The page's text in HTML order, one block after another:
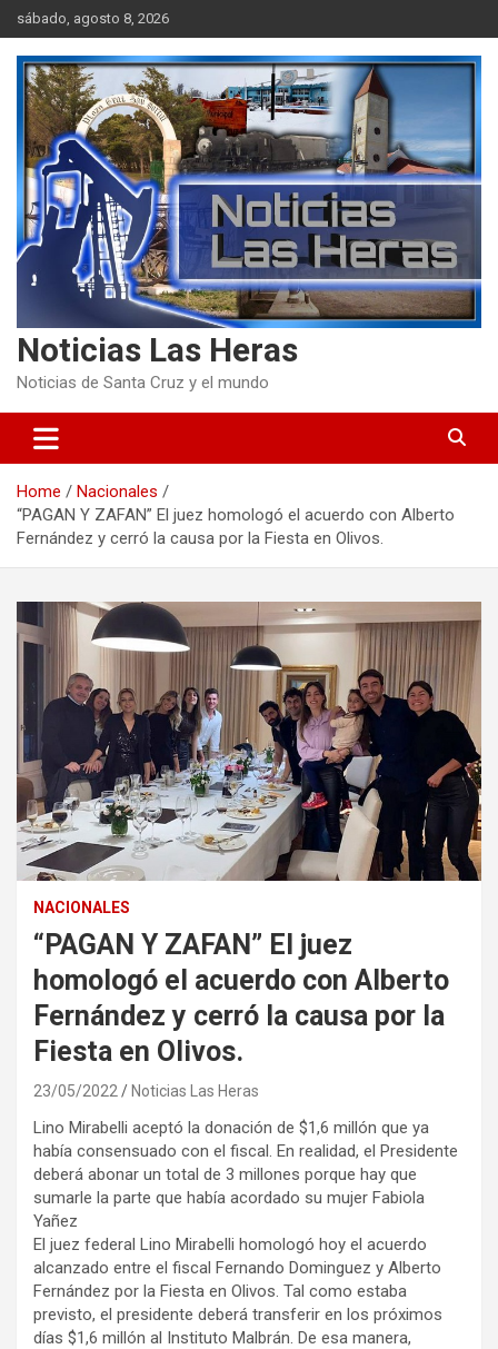
Skip
to
content
sábado, agosto 8, 2026
Noticias Las Heras
Noticias de Santa Cruz y el mundo
Home
Nacionales
“PAGAN Y ZAFAN” El juez homologó el acuerdo con Alberto
Fernández y cerró la causa por la Fiesta en Olivos.
NACIONALES
“PAGAN Y ZAFAN” El juez
homologó el acuerdo con Alberto
Fernández y cerró la causa por la
Fiesta en Olivos.
23/05/2022 Noticias Las Heras
Lino Mirabelli aceptó la donación de $1,6 millón que ya
había consensuado con el fiscal. En realidad, el Presidente
deberá abonar un total de 3 millones porque hay que
sumarle la parte que había acordado su mujer Fabiola
Yañez
El juez federal Lino Mirabelli homologó hoy el acuerdo
alcanzado entre el fiscal Fernando Dominguez y Alberto
Fernández por la Fiesta en Olivos. Tal como estaba
previsto, el presidente deberá transferir en los próximos
días $1,6 millón al Instituto Malbrán. De esa manera,